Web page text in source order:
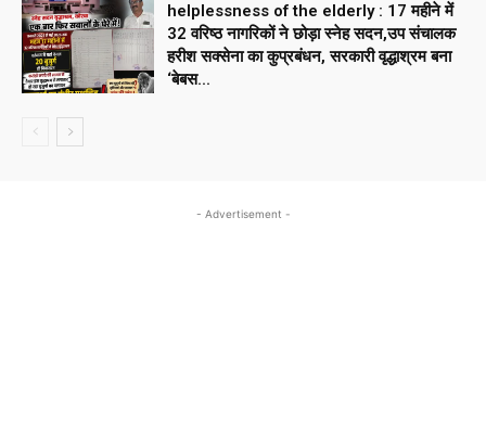
helplessness of the elderly : 17 महीने में
32 वरिष्ठ नागरिकों ने छोड़ा स्नेह सदन,उप संचालक
हरीश सक्सेना का कुप्रबंधन, सरकारी वृद्धाश्रम बना
‘बेबस...
- Advertisement -